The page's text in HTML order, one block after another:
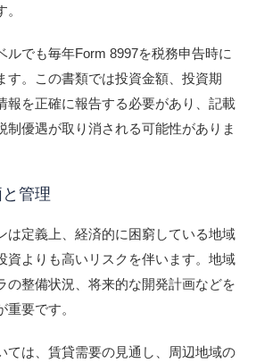
ルでも毎年Form 8997を税務申告時に
す。この書類では投資金額、投資期
報を正確に報告する必要があり、記載
制優遇が取り消される可能性がありま
管理
は定義上、経済的に困窮している地域
資よりも高いリスクを伴います。地域
の整備状況、将来的な開発計画などを
要です。
ては、賃貸需要の見通し、周辺地域の